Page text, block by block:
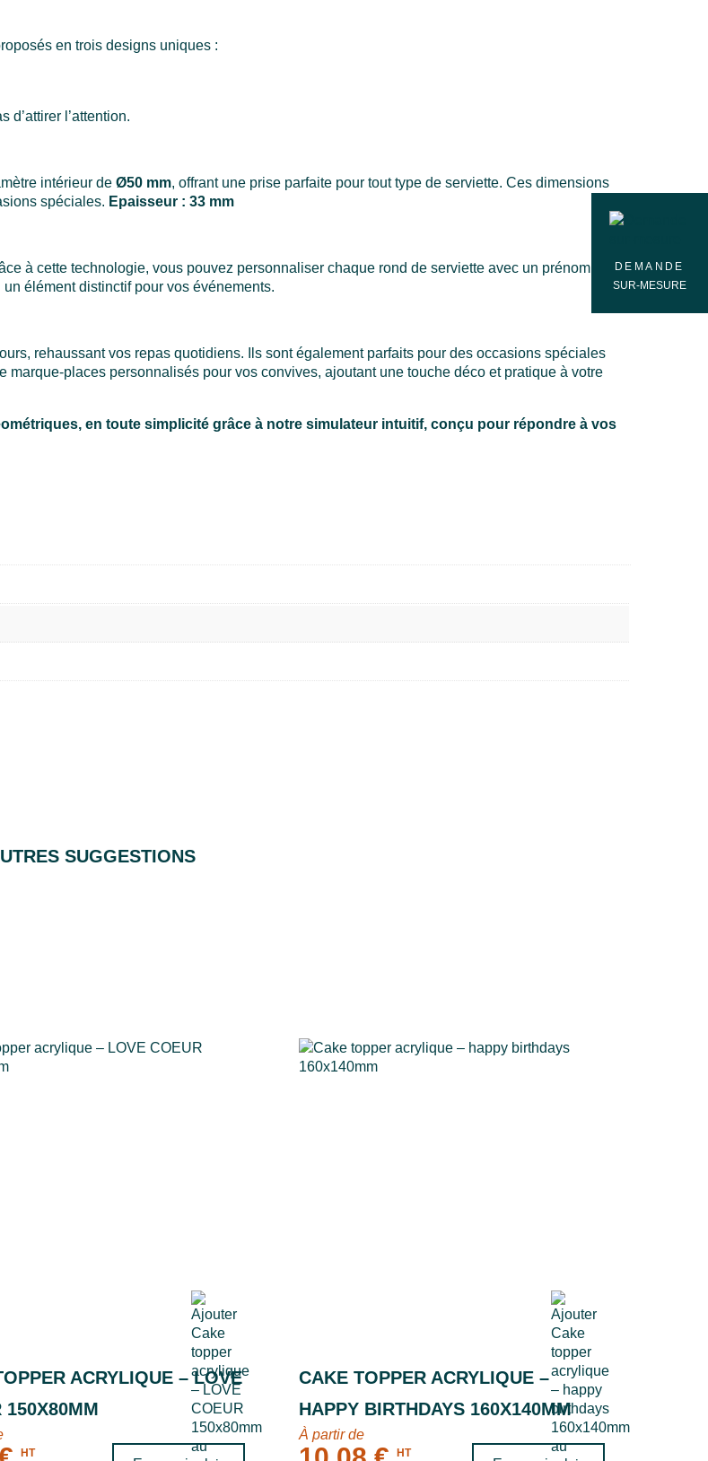
DEMANDE
SUR-MESURE
en trois designs uniques :
d’attirer l’attention.
intérieur deØ50 mm, offrant une prise parfaite pour tout type de serviette. Ces dimensions
spéciales. Epaisseur : 33 mm
à cette technologie, vous pouvez personnaliser chaque rond de serviette avec un prénom, une
élément distinctif pour vos événements.
rehaussant vos repas quotidiens. Ils sont également parfaits pour des occasions spéciales
places personnalisés pour vos convives, ajoutant une touche déco et pratique à votre
en toute simplicité grâce à notre simulateur intuitif, conçu pour répondre à vos
SUGGESTIONS
ACRYLIQUE – LOVE
150X80MM
HT
CAKE TOPPER ACRYLIQUE –
HAPPY BIRTHDAYS 160X140MM
À partir de
HT